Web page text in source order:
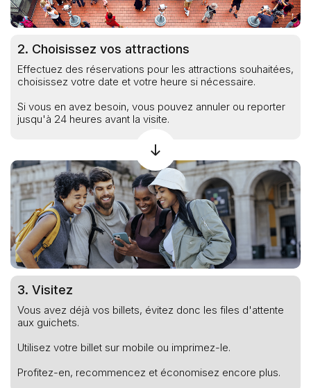
2. Choisissez vos attractions
Effectuez des réservations pour les attractions souhaitées,
choisissez votre date et votre heure si nécessaire.
Si vous en avez besoin, vous pouvez annuler ou reporter
jusqu'à 24 heures avant la visite.
3. Visitez
Vous avez déjà vos billets, évitez donc les files d'attente
aux guichets.
Utilisez votre billet sur mobile ou imprimez-le.
Profitez-en, recommencez et économisez encore plus.